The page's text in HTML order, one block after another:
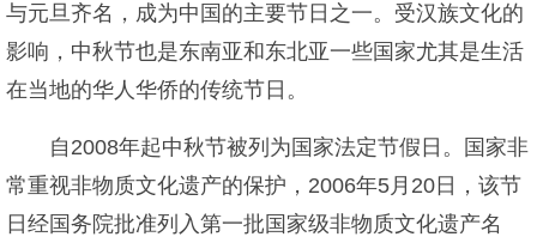
与元旦齐名，成为中国的主要节日之一。受汉族文化的
影响，中秋节也是东南亚和东北亚一些国家尤其是生活
在当地的华人华侨的传统节日。
自2008年起中秋节被列为国家法定节假日。国家非
常重视非物质文化遗产的保护，2006年5月20日，该节
日经国务院批准列入第一批国家级非物质文化遗产名